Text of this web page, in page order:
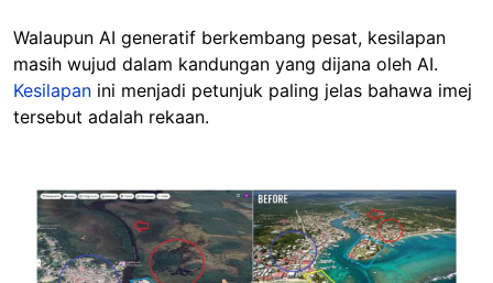
Walaupun AI generatif berkembang pesat, kesilapan
masih wujud dalam kandungan yang dijana oleh AI.
Kesilapan ini menjadi petunjuk paling jelas bahawa imej
tersebut adalah rekaan.
Image